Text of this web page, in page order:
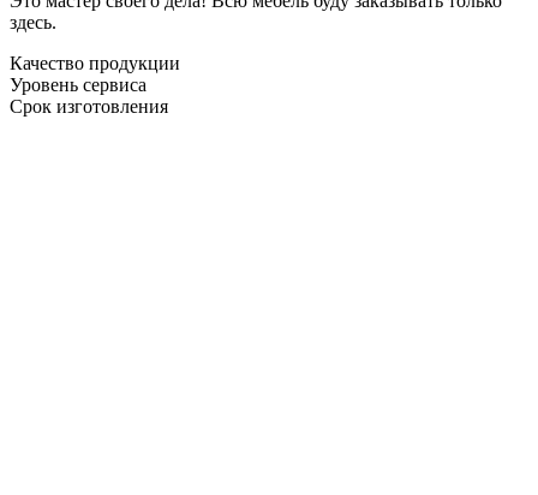
здесь.
Качество продукции
Уровень сервиса
Срок изготовления